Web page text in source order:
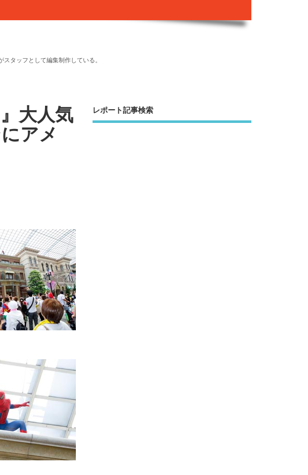
タッフとして編集制作している。
大人気
アメ
レポート記事検索